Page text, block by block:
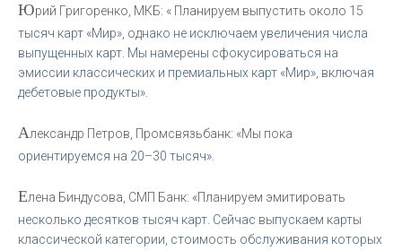
Юрий Григоренко, МКБ: « Планируем выпустить около 15
тысяч карт «Мир», однако не исключаем увеличения числа
выпущенных карт. Мы намерены сфокусироваться на
эмиссии классических и премиальных карт «Мир», включая
дебетовые продукты».
Александр Петров, Промсвязьбанк: «Мы пока
ориентируемся на 20–30 тысяч».
Елена Биндусова, СМП Банк: «Планируем эмитировать
несколько десятков тысяч карт. Сейчас выпускаем карты
классической категории, стоимость обслуживания которых